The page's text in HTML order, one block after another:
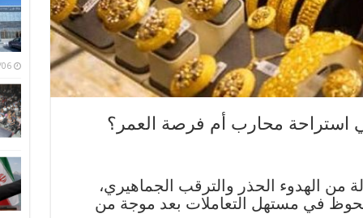
استراحة محارب أم فرصة العمر؟
من الهدوء الحذر والترقب الجماهيري،
في مستهل التعاملات بعد موجة من